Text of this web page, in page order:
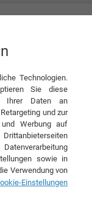
Bürste
Keller
Technologien.
Sie diese
Ihrer Daten an
und zur
Werbung auf
sowie in
Verwendung von
Einstellungen